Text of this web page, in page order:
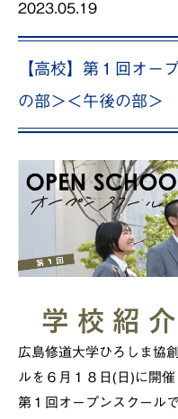
2023.05.19
【高校】第１回オー
の部＞＜午後の部＞
広島修道大学ひろしま協
ルを６月１８日(日)に開催
第１回オープンスクール